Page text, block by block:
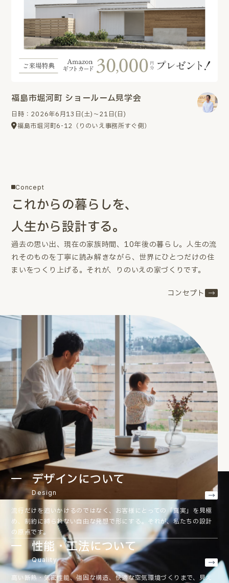
福島市堀河町 ショールーム見学会
日時：2026年6月13日(土)～21日(日)
福島市堀河町6-12（りのいえ事務所すぐ側）
Concept
これからの暮らしを、
人生から設計する。
過去の思い出、現在の家族時間、10年後の暮らし。人生の流
れそのものを丁寧に読み解きながら、世界にひとつだけの住
まいをつくり上げる。 それが、りのいえの家づくりです。
コンセプト
デザインについて
Design
流行だけを追いかけるのではなく、お客様にとっての「真実」を見極
め、制約に縛られない自由な発想で形にする。それが、私たちの設計
の原点です。
性能・工法について
Quality
高い断熱・気密性能、強固な構造、快適な空気環境づくりまで、見え